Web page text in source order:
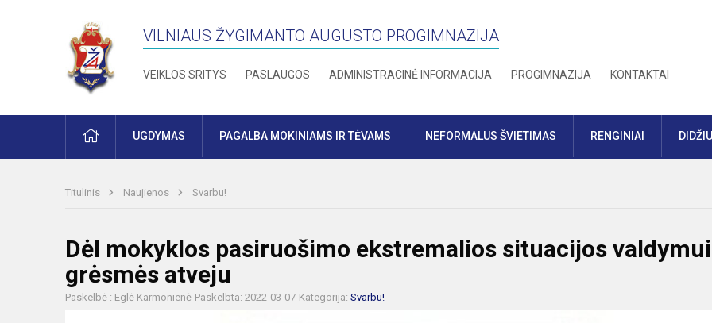
VILNIAUS ŽYGIMANTO AUGUSTO PROGIMNAZIJA
VEIKLOS SRITYS PASLAUGOS ADMINISTRACINĖ INFORMACIJA PROGIMNAZIJA KONTAKTAI
PRADŽIAUGDYMAS PAGALBA MOKINIAMS IR TĖVAMS NEFORMALUS ŠVIETIMAS RENGINIAI
Titulinis Naujienos Svarbu!
Dėl mokyklos pasiruošimo ekstremalios situacijos valdymui
grėsmės atveju
Paskelbė : Eglė Karmonienė Paskelbta: 2022-03-07 Kategorija: Svarbu!